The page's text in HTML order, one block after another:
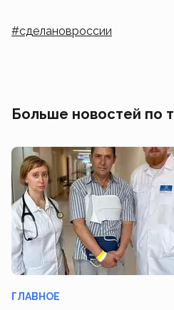
#сделановроссии
Больше новостей по
ГЛАВНОЕ